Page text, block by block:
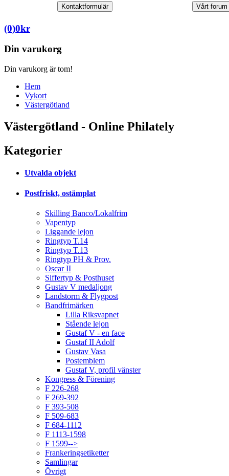
Kontaktformulär Vårt forum
(0)0kr
Din varukorg
Din varukorg är tom!
Hem
Vykort
Västergötland
Västergötland - Online Philately
Kategorier
Utvalda objekt
Postfriskt, ostämplat
Skilling Banco/Lokalfrim
Vapentyp
Liggande lejon
Ringtyp T.14
Ringtyp T.13
Ringtyp PH & Prov.
Oscar II
Siffertyp & Posthuset
Gustav V medaljong
Landstorm & Flygpost
Bandfrimärken
Lilla Riksvapnet
Stående lejon
Gustaf V - en face
Gustaf II Adolf
Gustav Vasa
Postemblem
Gustaf V, profil vänster
Kongress & Förening
F 226-268
F 269-392
F 393-508
F 509-683
F 684-1112
F 1113-1598
F 1599-->
Frankeringsetiketter
Samlingar
Övrigt